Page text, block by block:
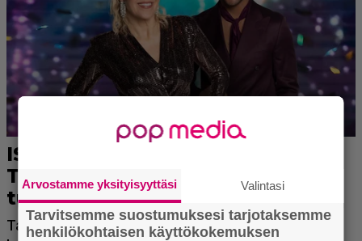
Arvostamme yksityisyyttäsi Valintasi
Tarvitsemme suostumuksesi tarjotaksemme
henkilökohtaisen käyttökokemuksen